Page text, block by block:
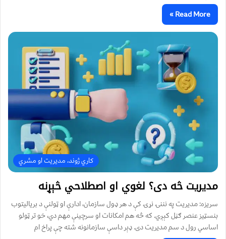
Read More »
کاري ژوند، مدیریت او مشري
مدیریت څه دی؟ لغوي او اصطلاحي څېړنه
سریزه: مدیریت په نننۍ نړۍ کې د هر ډول سازمان، ادارې او ټولنې د بریالیتوب
بنسټیز عنصر ګڼل کېږي. که څه هم امکانات او سرچینې مهم دي، خو تر ټولو
اساسي رول د سم مدیریت دی. ډېر داسې سازمانونه شته چې پراخ ام